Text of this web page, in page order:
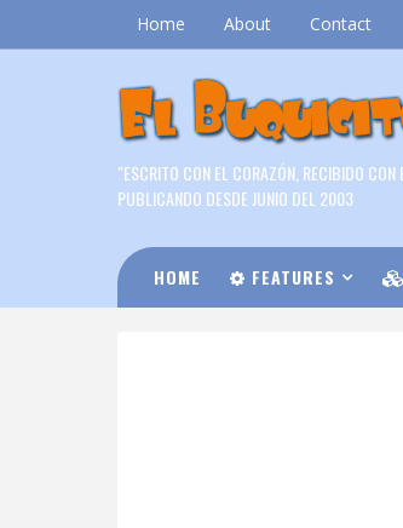
Home About Contact
"ESCRITO CON EL CORAZÓN, RECIBIDO CON
PUBLICANDO DESDE JUNIO DEL 2003
HOME FEATURES